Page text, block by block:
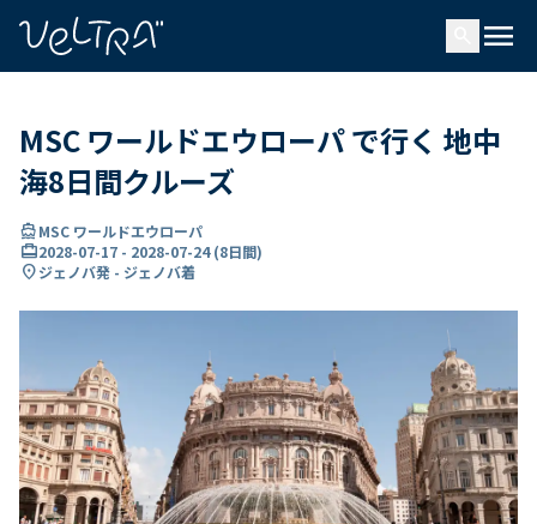
menu
MSC ワールドエウローパ で行く 地中
海8日間クルーズ
directions_boatMSC ワールドエウローパ
card_travel2028-07-17 - 2028-07-24(8日間)
location_onジェノバ発 - ジェノバ着